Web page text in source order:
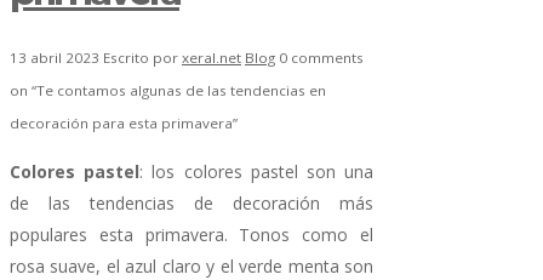
13 abril 2023 Escrito por xeral.net Blog 0 comments
on “Te contamos algunas de las tendencias en
decoración para esta primavera”
Colores pastel: los colores pastel son una
de las tendencias de decoración más
populares esta primavera. Tonos como el
rosa suave, el azul claro y el verde menta son